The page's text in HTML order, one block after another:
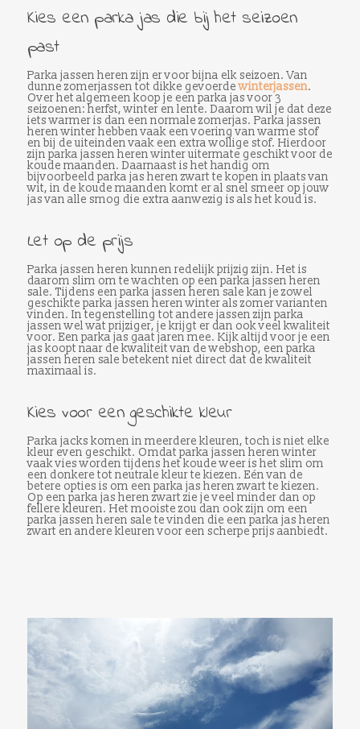
Kies een parka jas die bij het seizoen
past
Parka jassen heren zijn er voor bijna elk seizoen. Van
dunne zomerjassen tot dikke gevoerdewinterjassen.
Over het algemeen koop je een parka jas voor 3
seizoenen: herfst, winter en lente. Daarom wil je dat deze
iets warmer is dan een normale zomerjas. Parka jassen
heren winter hebben vaak een voering van warme stof
en bij de uiteinden vaak een extra wollige stof. Hierdoor
zijn parka jassen heren winter uitermate geschikt voor de
koude maanden. Daarnaast is het handig om
bijvoorbeeld parka jas heren zwart te kopen in plaats van
wit, in de koude maanden komt er al snel smeer op jouw
jas van alle smog die extra aanwezig is als het koud is.
Let op de prijs
Parka jassen heren kunnen redelijk prijzig zijn. Het is
daarom slim om te wachten op een parka jassen heren
sale. Tijdens een parka jassen heren sale kan je zowel
geschikte parka jassen heren winter als zomer varianten
vinden. In tegenstelling tot andere jassen zijn parka
jassen wel wat prijziger, je krijgt er dan ook veel kwaliteit
voor. Een parka jas gaat jaren mee. Kijk altijd voor je een
jas koopt naar de kwaliteit van de webshop, een parka
jassen heren sale betekent niet direct dat de kwaliteit
maximaal is.
Kies voor een geschikte kleur
Parka jacks komen in meerdere kleuren, toch is niet elke
kleur even geschikt. Omdat parka jassen heren winter
vaak vies worden tijdens het koude weer is het slim om
een donkere tot neutrale kleur te kiezen. Eén van de
betere opties is om een parka jas heren zwart te kiezen.
Op een parka jas heren zwart zie je veel minder dan op
fellere kleuren. Het mooiste zou dan ook zijn om een
parka jassen heren sale te vinden die een parka jas heren
zwart en andere kleuren voor een scherpe prijs aanbiedt.